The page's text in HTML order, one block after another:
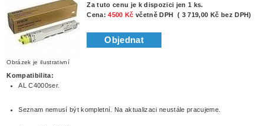
Obrázek je ilustrativní
Za tuto cenu je k dispozici jen 1 ks.
Cena:4500 Kč včetně DPH ( 3 719,00 Kč bez DPH)
Objednat
Kompatibilita:
AL C4000ser.
Seznam nemusí být kompletní. Na aktualizaci neustále pracujeme.